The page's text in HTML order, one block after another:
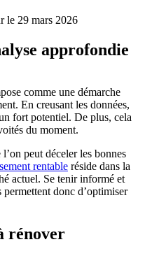
le 29 mars 2026
approfondie
comme une démarche
En creusant les données,
fort potentiel. De plus, cela
du moment.
peut déceler les bonnes
rentable réside dans la
actuel. Se tenir informé et
donc d’optimiser
rénover